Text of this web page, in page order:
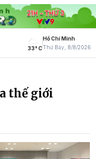
33° C
Hồ Chí Minh
Thứ Bảy, 8/8/2026
thế giới